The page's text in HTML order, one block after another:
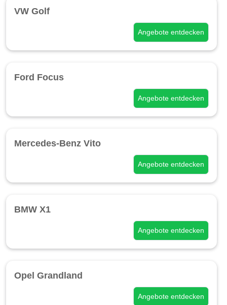
VW Golf
Angebote entdecken
Ford Focus
Angebote entdecken
Mercedes-Benz Vito
Angebote entdecken
BMW X1
Angebote entdecken
Opel Grandland
Angebote entdecken